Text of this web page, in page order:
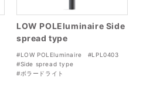
LOW POLEluminaire Side
spread type
#LOW POLEluminaire
#LPL0403
#Side spread type
#ボラードライト